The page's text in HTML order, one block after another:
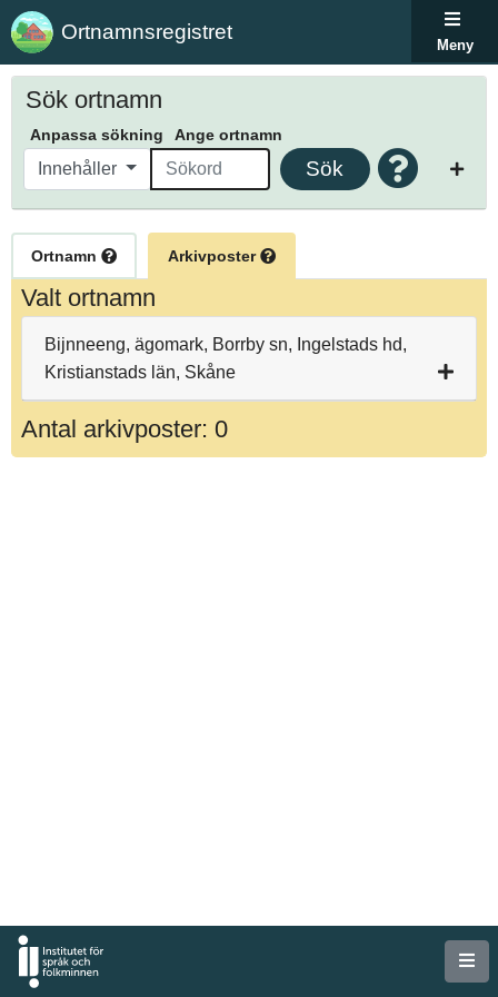
Ortnamnsregistret
Meny
Sök ortnamn
Anpassa sökning Ange ortnamn
Innehåller Sök
Ortnamn Arkivposter
Valt ortnamn
Bijnneeng, ägomark, Borrby sn, Ingelstads hd,
Kristianstads län, Skåne
Antal arkivposter: 0